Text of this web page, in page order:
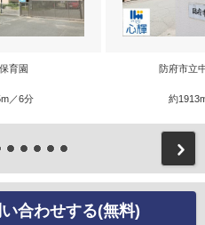
育園
／6分
防府市立
約
合わせする(無料)